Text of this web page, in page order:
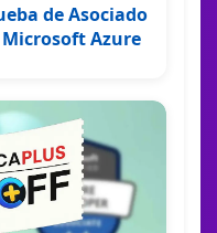
de Asociado
Azure